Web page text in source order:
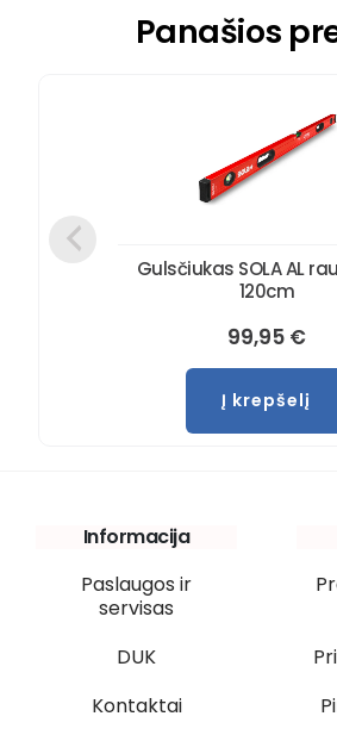
Panašios
Gulsčiukas SOLA AL
120cm
99,95 €
Į krepšelį
Informacija
Paslaugos ir
servisas
DUK
Kontaktai